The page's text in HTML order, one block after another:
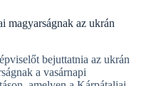
magyarságnak az ukrán
bejuttatnia az ukrán
a vasárnapi